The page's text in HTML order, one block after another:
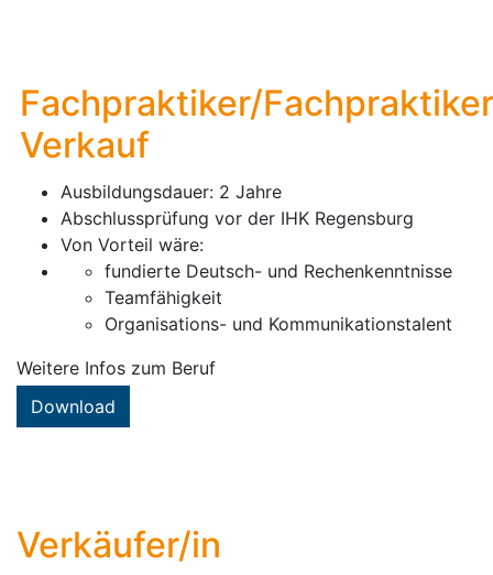
Fachpraktiker/
Verkauf
Ausbildungsdauer: 2 Jahre
Abschlussprüfung vor der IHK Regensburg
Von Vorteil wäre:
fundierte Deutsch- und Rechenkenntnisse
Teamfähigkeit
Organisations- und Kommunikationstalent
Weitere Infos zum Beruf
Download
Verkäufer/in